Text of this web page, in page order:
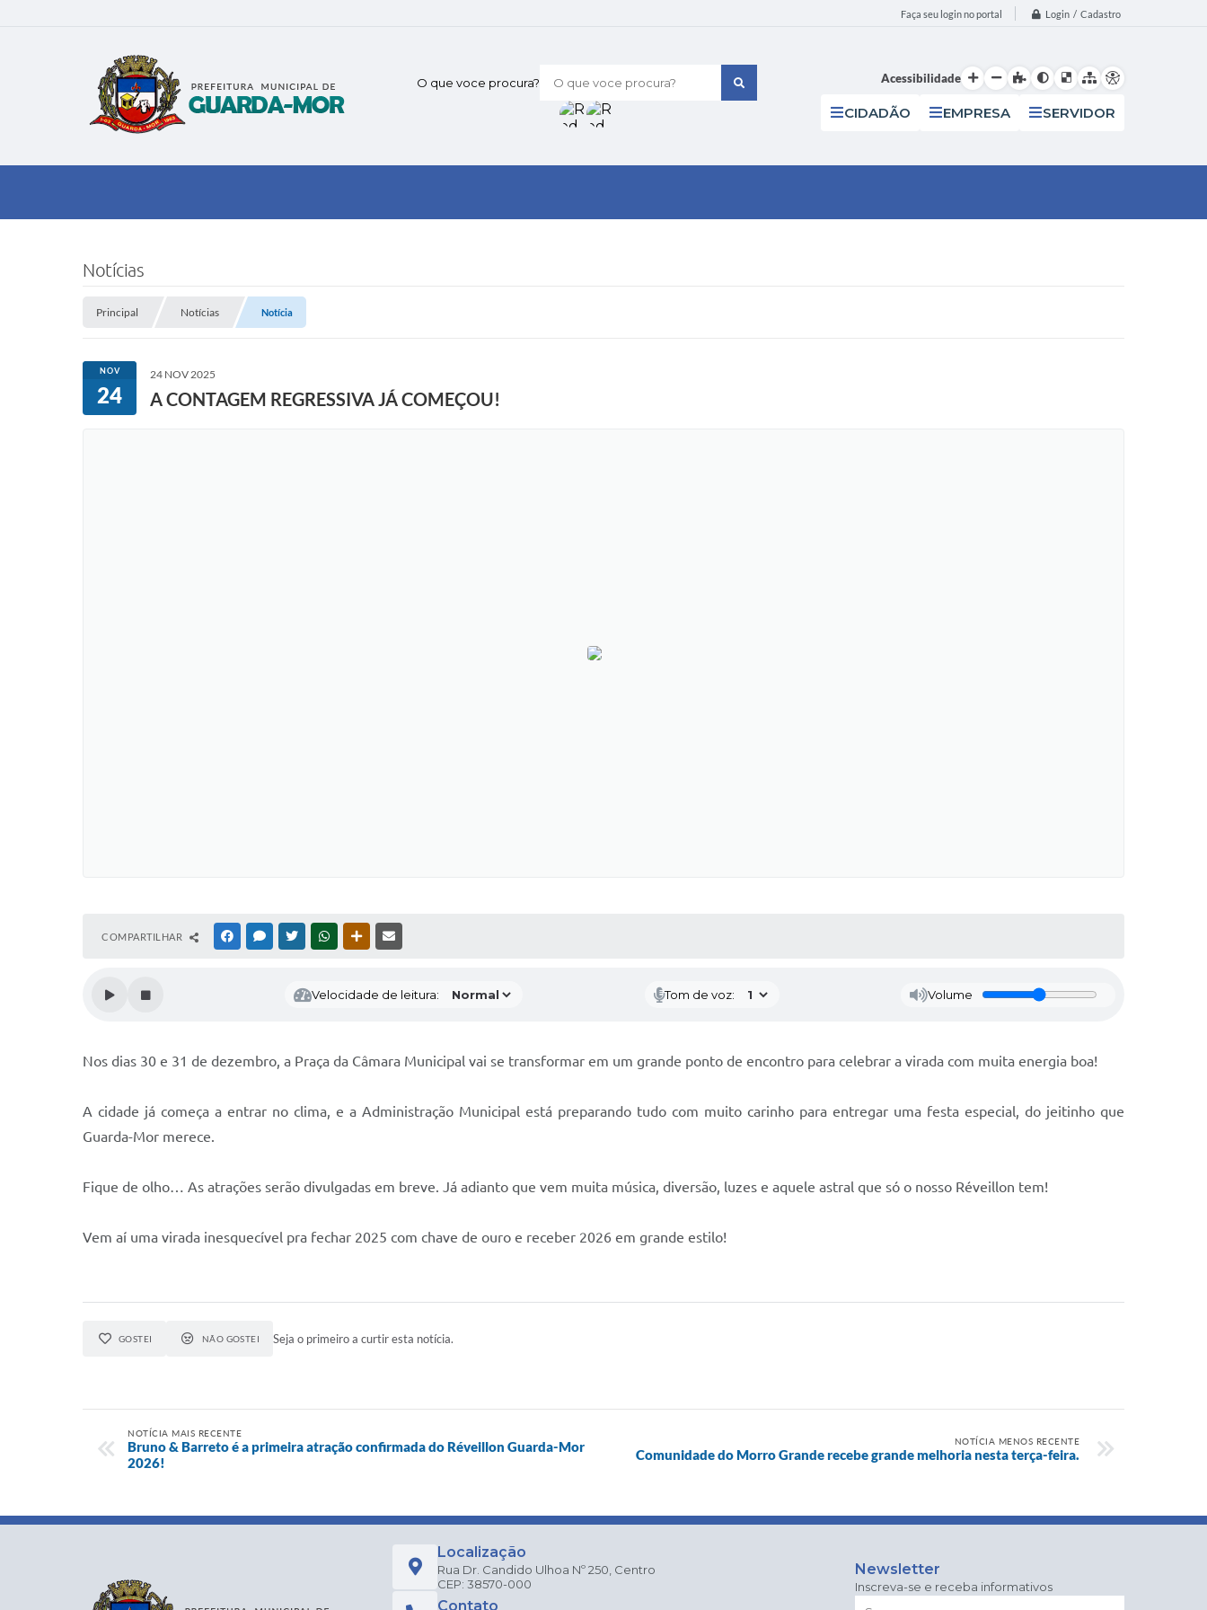
Faça seu login no portal Login / Cadastro
O que voce procura? Acessibilidade
CIDADÃO EMPRESA SERVIDOR
Notícias
Principal Notícias Notícia
NOV
24
24 NOV 2025
A CONTAGEM REGRESSIVA JÁ COMEÇOU!
COMPARTILHAR FACEBOOKMESSENGER
TWITTERWHATSAPPOUTRAS MÍDIAS
Velocidade de leitura: Tom de voz: Volume
Nos dias 30 e 31 de dezembro, a Praça da Câmara Municipal vai se transformar em um grande ponto de encontro para celebrar a virada com muita energia boa!
A cidade já começa a entrar no clima, e a Administração Municipal está preparando tudo com muito carinho para entregar uma festa especial, do jeitinho que
Guarda-Mor merece.
Fique de olho… As atrações serão divulgadas em breve. Já adianto que vem muita música, diversão, luzes e aquele astral que só o nosso Réveillon tem!
Vem aí uma virada inesquecível pra fechar 2025 com chave de ouro e receber 2026 em grande estilo!
GOSTEI NÃO GOSTEI Seja o primeiro a curtir esta notícia.
NOTÍCIA MAIS RECENTE
Bruno & Barreto é a primeira atração confirmada do Réveillon Guarda-Mor
2026!
NOTÍCIA MENOS RECENTE
Comunidade do Morro Grande recebe grande melhoria nesta terça-feira.
Localização
Rua Dr. Candido Ulhoa Nº 250, Centro
CEP: 38570-000
Contato
Newsletter
Inscreva-se e receba informativos